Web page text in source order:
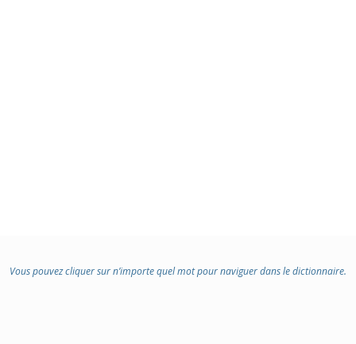
Vous pouvez cliquer sur n’importe quel mot pour naviguer dans le dictionnaire.